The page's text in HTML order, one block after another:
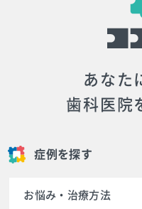
あなた
歯科医院
症例を探す
お悩み・治療方法